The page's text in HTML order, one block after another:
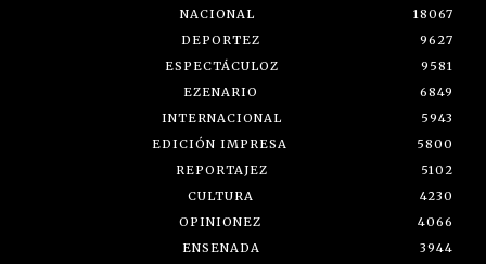
NACIONAL
18067
DEPORTEZ
9627
ESPECTÁCULOZ
9581
EZENARIO
6849
INTERNACIONAL
5943
EDICIÓN IMPRESA
5800
REPORTAJEZ
5102
CULTURA
4230
OPINIONEZ
4066
ENSENADA
3944